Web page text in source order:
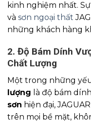
kinh nghiệm nhất.
và sơn ngoại thất
những khách hàng
2. Độ Bám Dính
Chất Lượng
Một trong những
lượng là độ bám
sơn hiện đại,
trên mọi bề mặt,